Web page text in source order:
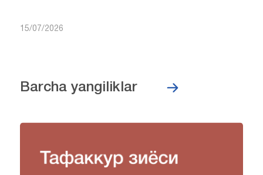
15/07/2026
Barcha yangiliklar